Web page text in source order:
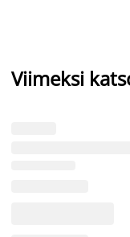
Viimeksi